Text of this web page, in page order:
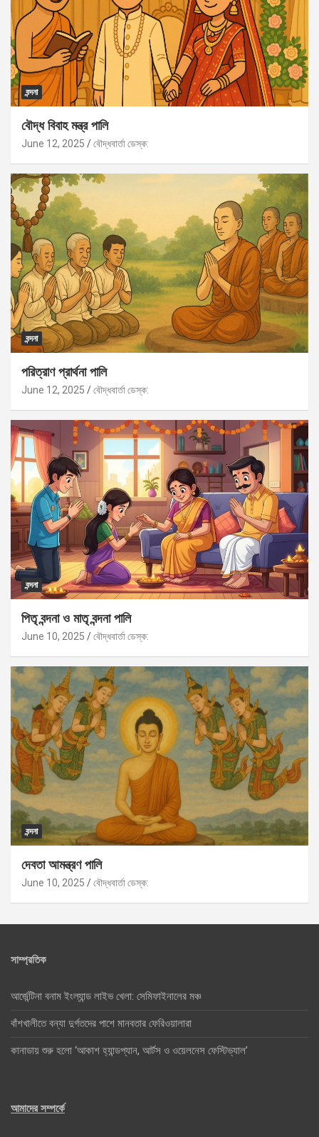
বন্দনা
বৌদ্ধ বিবাহ মন্ত্র পালি
June 12, 2025 বৌদ্ধবার্তা ডেস্ক:
বন্দনা
পরিত্রাণ প্রার্থনা পালি
June 12, 2025 বৌদ্ধবার্তা ডেস্ক:
বন্দনা
পিতৃ বন্দনা ও মাতৃ বন্দনা পালি
June 10, 2025 বৌদ্ধবার্তা ডেস্ক:
বন্দনা
দেবতা আমন্ত্রণ পালি
June 10, 2025 বৌদ্ধবার্তা ডেস্ক:
সাম্প্রতিক
আর্জেন্টিনা বনাম ইংল্যান্ড লাইভ খেলা: সেমিফাইনালের মঞ্চ
বাঁশখালীতে বন্যা দুর্গতদের পাশে মানবতার ফেরিওয়ালারা
কানাডায় শুরু হলো ‘আকাশ হ্যান্ডপ্যান, আর্টস ও ওয়েলনেস ফেস্টিভ্যাল’
আমাদের সম্পর্কে